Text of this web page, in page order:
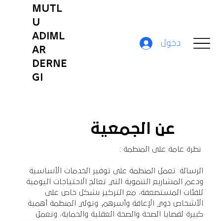
MUTL
U
ADIML
AR
DERNE
GI
دخول
نظرة عامة على المنظمة :
الرسالة: تعمل المنظمة على توفير الخدمات الأساسية
ودعم المشاريع التنموية التي تعالج الاحتياجات اليومية
للفئات المستضعفة، مع التركيز بشكل خاص على
الأشخاص ذوي الإعاقة وأسرهم. وتولي المنظمة أهمية
كبيرة لقضايا الصحة والصحة العقلية والحماية، وتعمل
عن الجمعية